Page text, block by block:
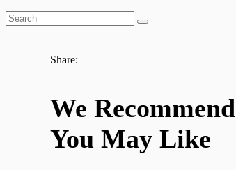
Share:
We Recommend
You May Like